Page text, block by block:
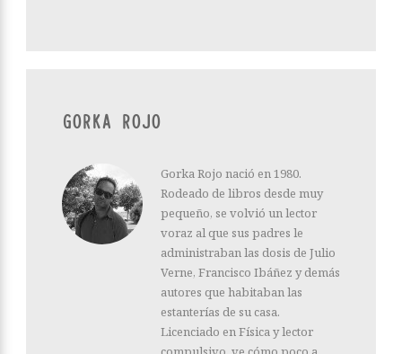
GORKA ROJO
Gorka Rojo nació en 1980.
Rodeado de libros desde muy
pequeño, se volvió un lector
voraz al que sus padres le
administraban las dosis de Julio
Verne, Francisco Ibáñez y demás
autores que habitaban las
estanterías de su casa.
Licenciado en Física y lector